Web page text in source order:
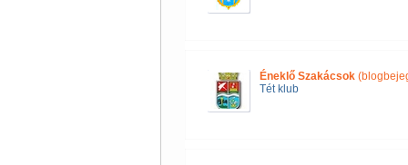
Éneklő Szakácsok
Tét klub